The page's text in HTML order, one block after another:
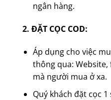
ngân hàng.
2. ĐẶT CỌC COD:
Áp dụng cho việc
thông qua:
mà người mua ở xa.
Quý khách đặt cọc